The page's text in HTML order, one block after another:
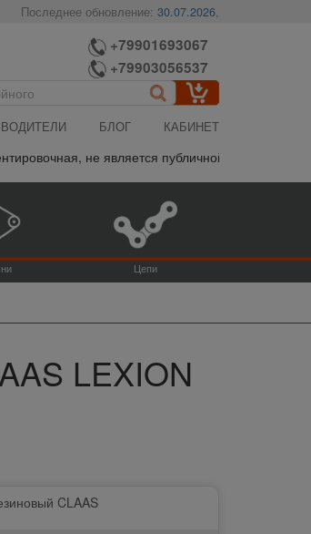
Последнее обновление:30.07.2026,
+79901693067
+79903056537
БЛОГ КАБИНЕТ
не является публичной офертой, пожалуйста
Цепи
LEXION
CLAAS